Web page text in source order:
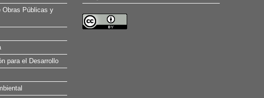
Obras Públicas y
para el Desarrollo